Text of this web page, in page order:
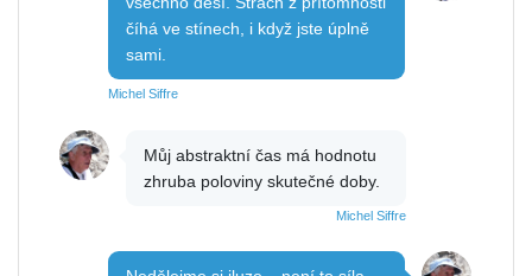
číhá ve stínech, i když jste úplně
sami.
Michel Siffre
Můj abstraktní čas má hodnotu
zhruba poloviny skutečné doby.
Michel Siffre